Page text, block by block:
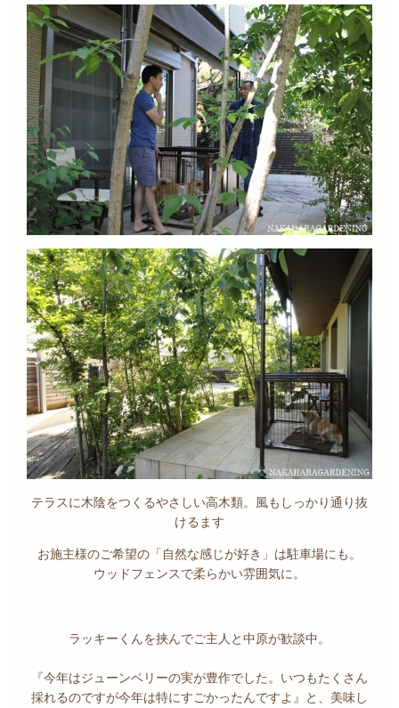
テラスに木陰をつくるやさしい高木類。風もしっかり通り抜
けるます
お施主様のご希望の「自然な感じが好き」は駐車場にも。
ウッドフェンスで柔らかい雰囲気に。
ラッキーくんを挟んでご主人と中原が歓談中。
『今年はジューンベリーの実が豊作でした。いつもたくさん
採れるのですが今年は特にすごかったんですよ』と、美味し